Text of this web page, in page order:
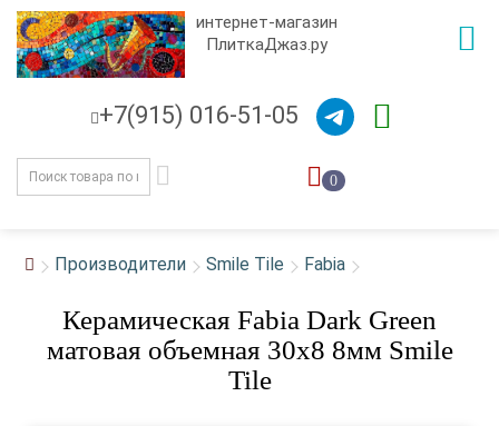
интернет-магазин
ПлиткаДжаз.ру
+7(915) 016-51-05
0
Производители Smile Tile Fabia
Керамическая Fabia Dark Green
матовая объемная 30x8 8мм Smile
Tile